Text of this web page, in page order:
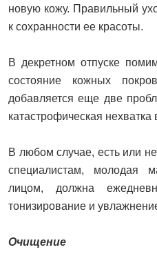
новую кожу. Правильный
к сохранности ее красоты.
В декретном отпуске
состояние кожных
добавляется еще две
катастрофическая нехватка
В любом случае, есть или
специалистам, молодая
лицом, должна
тонизирование и
Очищение